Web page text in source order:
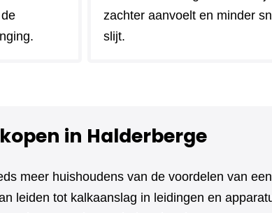
zachter aanvoelt en minder
slijt.
in Halderberge
meer huishoudens van de voordelen van een
leiden tot kalkaanslag in leidingen en